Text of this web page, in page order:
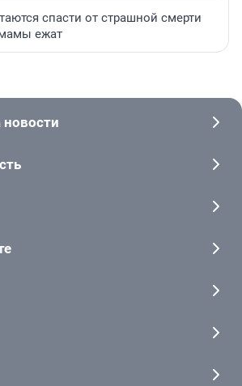
спасти от страшной смерти
ежат
новости